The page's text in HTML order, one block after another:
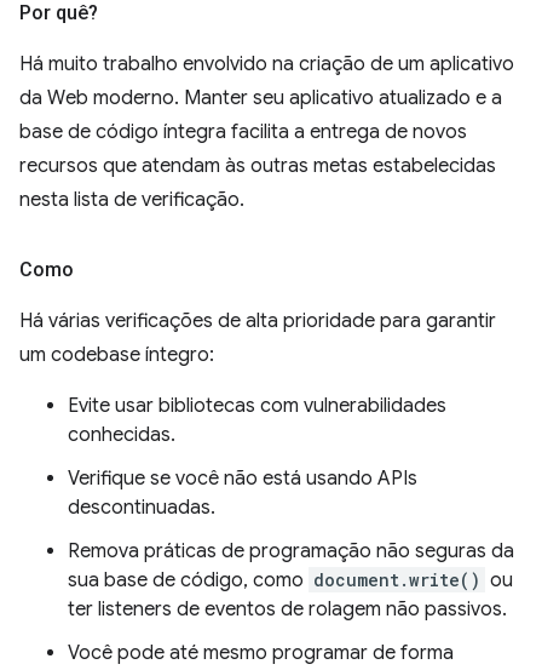
Por quê?
Há muito trabalho envolvido na criação de um aplicativo
da Web moderno. Manter seu aplicativo atualizado e a
base de código íntegra facilita a entrega de novos
recursos que atendam às outras metas estabelecidas
nesta lista de verificação.
Como
Há várias verificações de alta prioridade para garantir
um codebase íntegro:
Evite usar bibliotecas com vulnerabilidades
conhecidas.
Verifique se você não está usando APIs
descontinuadas.
Remova práticas de programação não seguras da
sua base de código, como document.write() ou
ter listeners de eventos de rolagem não passivos.
Você pode até mesmo programar de forma